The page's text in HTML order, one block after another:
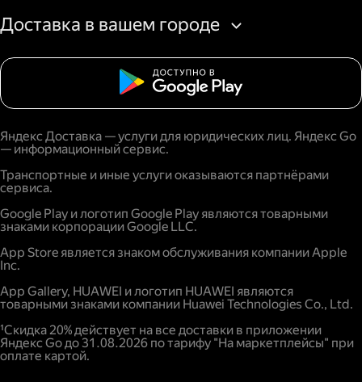
Доставка в вашем городе
Яндекс Доставка — услуги для юридических лиц. Яндекс Go
— информационный сервис.
Транспортные и иные услуги оказываются партнёрами
сервиса.
Google Play и логотип Google Play являются товарными
знаками корпорации Google LLC.
App Store является знаком обслуживания компании Apple
Inc.
App Gallery, HUAWEI и логотип HUAWEI являются
товарными знаками компании Huawei Technologies Co., Ltd.
¹Скидка 20% действует на все доставки в приложении
Яндекс Go до 31.08.2026 по тарифу "На маркетплейсы" при
оплате картой.